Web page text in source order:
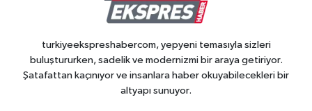
turkiyeekspreshabercom, yepyeni temasıyla sizleri
buluştururken, sadelik ve modernizmi bir araya getiriyor.
Şatafattan kaçınıyor ve insanlara haber okuyabilecekleri bir
altyapı sunuyor.